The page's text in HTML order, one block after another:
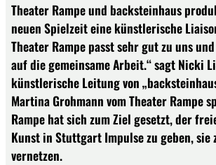
Theater Rampe und backsteinhaus
neuen Spielzeit eine künstlerische
Theater Rampe passt sehr gut zu uns
auf die gemeinsame Arbeit.“ sagt Nicki
künstlerische Leitung von
Martina Grohmann vom Theater Rampe
Rampe hat sich zum Ziel gesetzt, der
Kunst in Stuttgart Impulse zu geben, sie
vernetzen.